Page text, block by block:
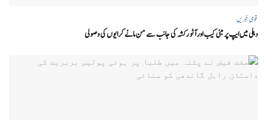
قومی خبریں
دہلی میں ایپ پر مبنی کیب اور آٹو رکشہ کی جانب سے من مانے کرایوں کی وصولی